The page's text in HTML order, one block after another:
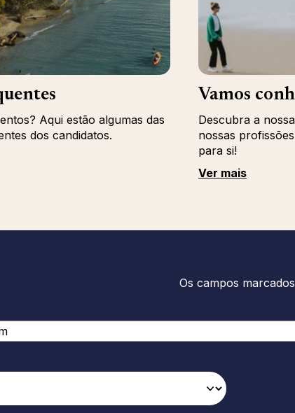
Aqui estão algumas das
dos candidatos.
Vamos
Descubra a
nossas
para si!
Ver mais
Os campos